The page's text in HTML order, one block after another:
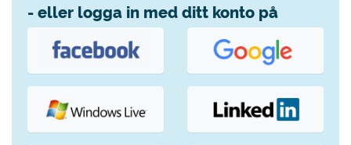
- eller logga in med ditt konto på